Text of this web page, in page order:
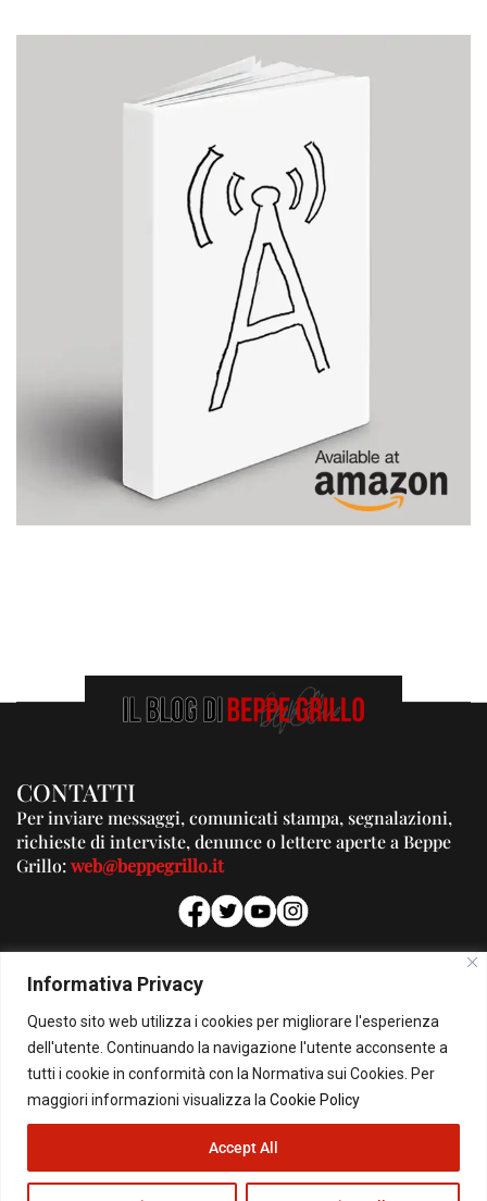
Informativa Privacy
Questo sito web utilizza i cookies per migliorare l'esperienza
dell'utente. Continuando la navigazione l'utente acconsente a
tutti i cookie in conformità con la Normativa sui Cookies. Per
maggiori informazioni visualizza la Cookie Policy
Accept All
CONTATTI
Per inviare messaggi, comunicati stampa, segnalazioni,
richieste di interviste, denunce o lettere aperte a Beppe
Grillo:web@beppegrillo.it
PUBBLICITA'
Per la tua pubblicità su questo Blog:
pubblicita@beppegrillo.it
© Copyright 2026 - Il Blog di Beppe Grillo. All Rights Reserved - Powered by
happygrafic.com